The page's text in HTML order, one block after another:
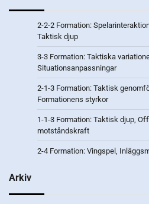
2-2-2 Formation:
Taktisk djup
3-3 Formation: Taktiska
Situationsanpassningar
2-1-3 Formation: Taktisk
Formationens styrkor
1-1-3 Formation: Taktisk djup,
motståndskraft
2-4 Formation: Vingspel,
Arkiv